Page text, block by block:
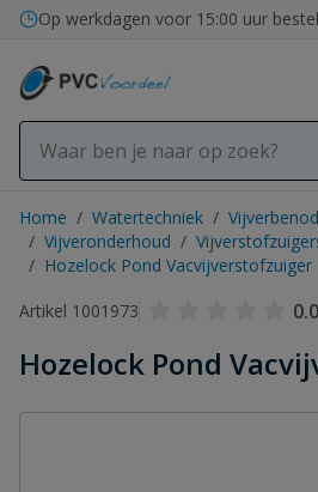
Ga naar de inhoud
Op werkdagen voor 15:00 uur
Home / Watertechniek /
/ Vijveronderhoud /
/ Hozelock Pond Vacvijverstofzuiger
Artikel 1001973
0.0
Hozelock Pond